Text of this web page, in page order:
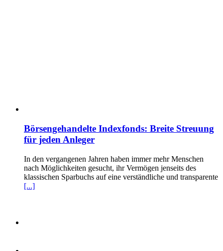
Börsengehandelte Indexfonds: Breite Streuung
für jeden Anleger
In den vergangenen Jahren haben immer mehr Menschen
nach Möglichkeiten gesucht, ihr Vermögen jenseits des
klassischen Sparbuchs auf eine verständliche und transparente
[...]